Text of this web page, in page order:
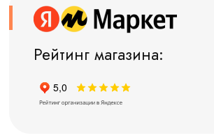
Рейтинг магазина: